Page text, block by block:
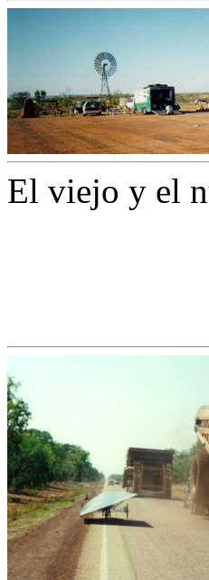
El viejo y el